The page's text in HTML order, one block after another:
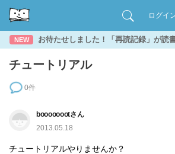
ログイ
NEW お待たせしました！「再読記録」が読
チュートリアル
0件
boooooootさん
2013.05.18
チュートリアルやりませんか？